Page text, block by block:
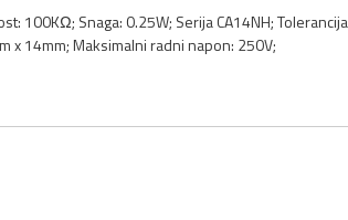
100KΩ; Snaga: 0.25W; Serija CA14NH;
14mm; Maksimalni radni napon: 250V;